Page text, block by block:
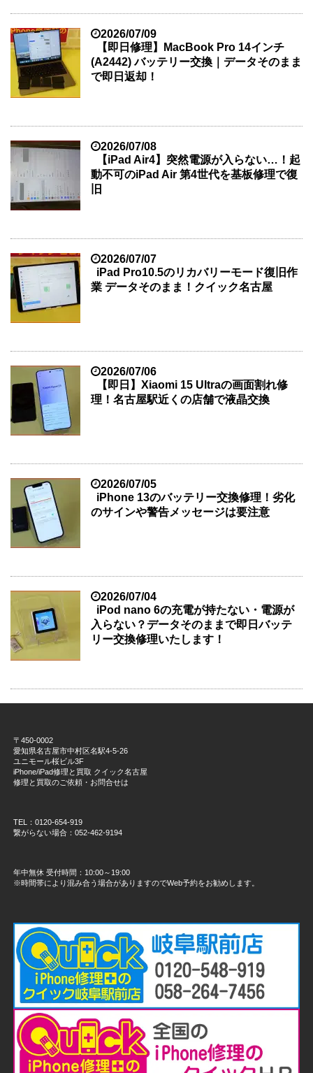
2026/07/09
【即日修理】MacBook Pro 14インチ
(A2442) バッテリー交換｜データそのまま
で即日返却！
2026/07/08
【iPad Air4】突然電源が入らない…！起
動不可のiPad Air 第4世代を基板修理で復
旧
2026/07/07
iPad Pro10.5のリカバリーモード復旧作
業 データそのまま！クイック名古屋
2026/07/06
【即日】Xiaomi 15 Ultraの画面割れ修
理！名古屋駅近くの店舗で液晶交換
2026/07/05
iPhone 13のバッテリー交換修理！劣化
のサインや警告メッセージは要注意
2026/07/04
iPod nano 6の充電が持たない・電源が
入らない？データそのままで即日バッテ
リー交換修理いたします！
〒450-0002
愛知県名古屋市中村区名駅4-5-26
ユニモール桜ビル3F
iPhone/iPad修理と買取 クイック名古屋
修理と買取のご依頼・お問合せは
TEL：0120-654-919
繋がらない場合：052-462-9194
年中無休 受付時間：10:00～19:00
※時間帯により混み合う場合がありますのでWeb予約をお勧めします。